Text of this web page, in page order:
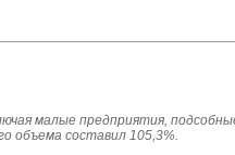
малые предприятия,
объема составил 105,3%.